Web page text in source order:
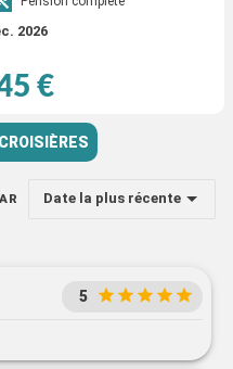
2026
€
Date la plus récente
5